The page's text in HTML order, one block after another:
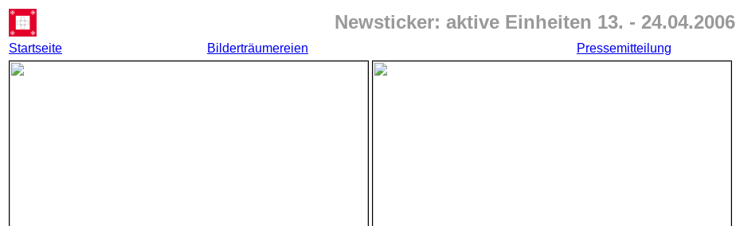
Newsticker: aktive Einheiten 13. - 24.04.2006
Startseite Bilderträumereien Pressemitteilung